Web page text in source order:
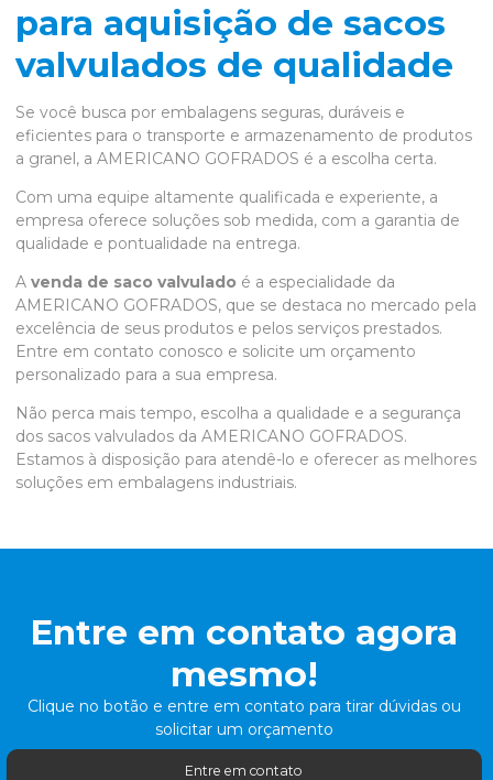
para aquisição de sacos
valvulados de qualidade
Se você busca por embalagens seguras, duráveis e
eficientes para o transporte e armazenamento de produtos
a granel, a AMERICANO GOFRADOS é a escolha certa.
Com uma equipe altamente qualificada e experiente, a
empresa oferece soluções sob medida, com a garantia de
qualidade e pontualidade na entrega.
A venda de saco valvulado é a especialidade da
AMERICANO GOFRADOS, que se destaca no mercado pela
excelência de seus produtos e pelos serviços prestados.
Entre em contato conosco e solicite um orçamento
personalizado para a sua empresa.
Não perca mais tempo, escolha a qualidade e a segurança
dos sacos valvulados da AMERICANO GOFRADOS.
Estamos à disposição para atendê-lo e oferecer as melhores
soluções em embalagens industriais.
Entre em contato agora
mesmo!
Clique no botão e entre em contato para tirar dúvidas ou
solicitar um orçamento
Entre em contato